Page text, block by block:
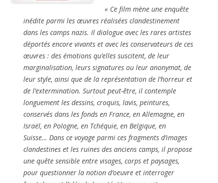
« Ce film mène une enquête
inédite parmi les œuvres réalisées clandestinement
dans les camps nazis. Il dialogue avec les rares artistes
déportés encore vivants et avec les conservateurs de ces
œuvres : des émotions qu’elles suscitent, de leur
marginalisation, leurs signatures ou leur anonymat, de
leur style, ainsi que de la représentation de l’horreur et
de l’extermination. Surtout peut-être, il contemple
longuement les dessins, croquis, lavis, peintures,
conservés dans les fonds en France, en Allemagne, en
Israël, en Pologne, en Tchéquie, en Belgique, en
Suisse… Dans ce voyage parmi ces fragments d’images
clandestines et les ruines des anciens camps, il propose
une quête sensible entre visages, corps et paysages,
pour questionner la notion d’oeuvre et interroger